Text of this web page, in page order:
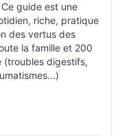
guide est une
riche, pratique
des vertus des
la famille et 200
(troubles digestifs,